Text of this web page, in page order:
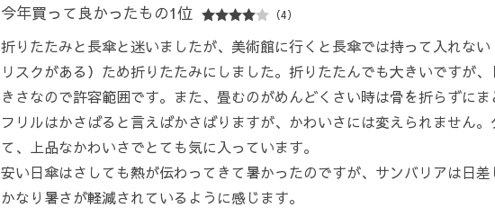
今年買って良かったもの1位 （4）
折りたたみと長傘と迷いましたが、美術館に行くと長傘では持って入れな
リスクがある）ため折りたたみにしました。折りたたんでも大きいですが
きさなので許容範囲です。また、畳むのがめんどくさい時は骨を折らずにま
フリルはかさばると言えばかさばりますが、かわいさには変えられません
て、上品なかわいさでとても気に入っています。
安い日傘はさしても熱が伝わってきて暑かったのですが、サンバリアは日
かなり暑さが軽減されているように感じます。